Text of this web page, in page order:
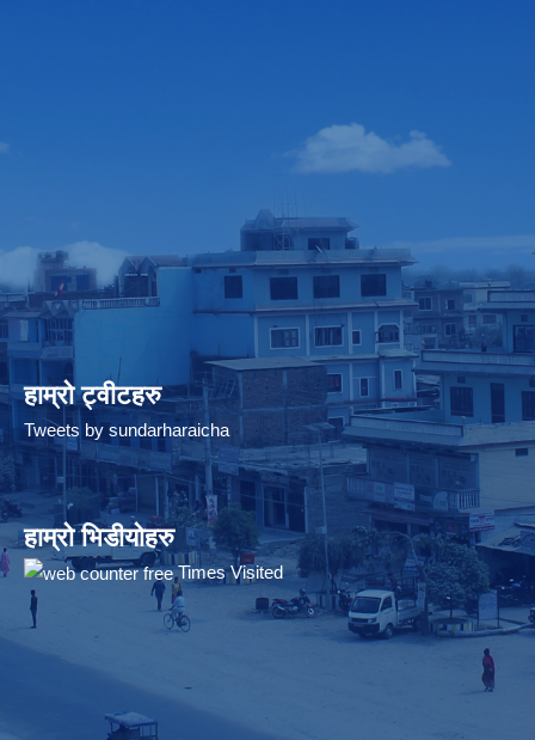
हाम्रो ट्वीटहरु
Tweets by sundarharaicha
हाम्रो भिडीयोहरु
Times Visited